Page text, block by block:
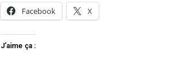
Facebook X
J’aime ça :